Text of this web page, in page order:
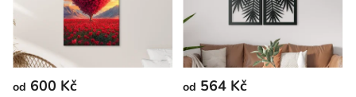
od 600 Kč od 564 Kč